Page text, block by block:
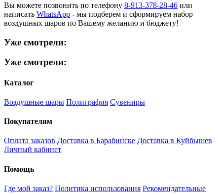
Вы можете позвонить по телефону 8-913-378-28-46 или
написать WhatsApp - мы подберем и сформируем набор
воздушных шаров по Вашему желанию и бюджету!
Уже смотрели:
Уже смотрели:
Каталог
Воздушные шары Полиграфия Сувениры
Покупателям
Оплата заказов Доставка в Барабинске Доставка в Куйбышев
Личный кабинет
Помощь
Где мой заказ? Политика использования Рекомендательные